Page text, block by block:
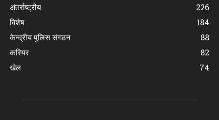
अंतर्राष्ट्रीय
226
विशेष
184
केन्द्रीय पुलिस संगठन
88
करियर
82
खेल
74